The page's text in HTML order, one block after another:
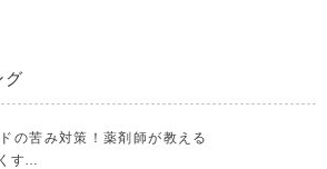
グ
の苦み対策！薬剤師が教える
す…